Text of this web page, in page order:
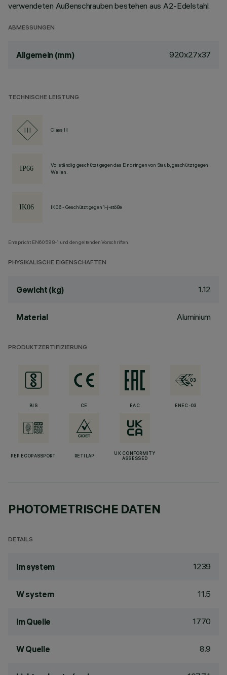
verwendeten Außenschrauben bestehen aus A2-Edelstahl.
ABMESSUNGEN
Allgemein (mm) 920x27x37
TECHNISCHE LEISTUNG
Class III
Vollständig geschützt gegen das Eindringen von Staub, geschützt gegen
Wellen.
IK06 - Geschützt gegen 1-j-stöße
Entspricht EN60598-1 und den geltenden Vorschriften.
PHYSIKALISCHE EIGENSCHAFTEN
Gewicht (kg) 1.12
Material Aluminium
PRODUKTZERTIFIZIERUNG
BIS CE EAC ENEC-03
PEP ECOPASSPORT RETILAP
UK CONFORMITY
ASSESSED
PHOTOMETRISCHE DATEN
DETAILS
lm system 1239
W system 11.5
lm Quelle 1770
W Quelle 8.9